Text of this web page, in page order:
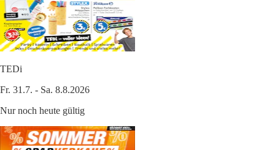
TEDi
Fr. 31.7. - Sa. 8.8.2026
Nur noch heute gültig